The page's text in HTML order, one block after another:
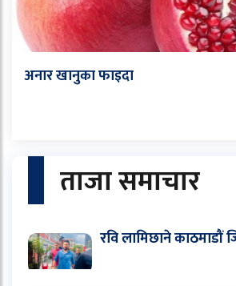
अनार खानुका फाइदा
ताजा समाचार
रवि लामिछाने